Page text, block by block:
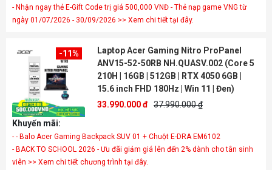
- Nhận ngay thẻ E-Gift Code trị giá 500,000 VNĐ - Thẻ nạp game VNG từ
ngày 01/07/2026 - 30/09/2026 >> Xem chi tiết tại đây.
-11%
Laptop Acer Gaming Nitro ProPanel
ANV15-52-50RB NH.QUASV.002 (Core 5
210H | 16GB | 512GB | RTX 4050 6GB |
15.6 inch FHD 180Hz | Win 11 | Đen)
33.990.000 đ 37.990.000 ₫
Khuyến mãi:
- - Balo Acer Gaming Backpack SUV 01 + Chuột E-DRA EM6102
- BACK TO SCHOOL 2026 - Ưu đãi giảm giá lên đến 2% dành cho tân sinh
viên >> Xem chi tiết chương trình tại đây.